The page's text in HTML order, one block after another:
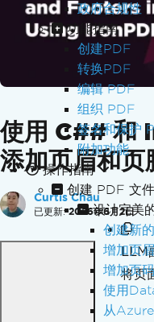
政府合规性
功能指南
创建PDF
转换PDF
编辑 PDF
组织 PDF
签名和保护
附加功能
操作指南
创建 PDF 文件
设计完美
创建新
增加页
增加页码
使用
从
使用 C## 和
添加页眉和页
Curtis Chau
已更新: 2026年6月2日
LLM
将页